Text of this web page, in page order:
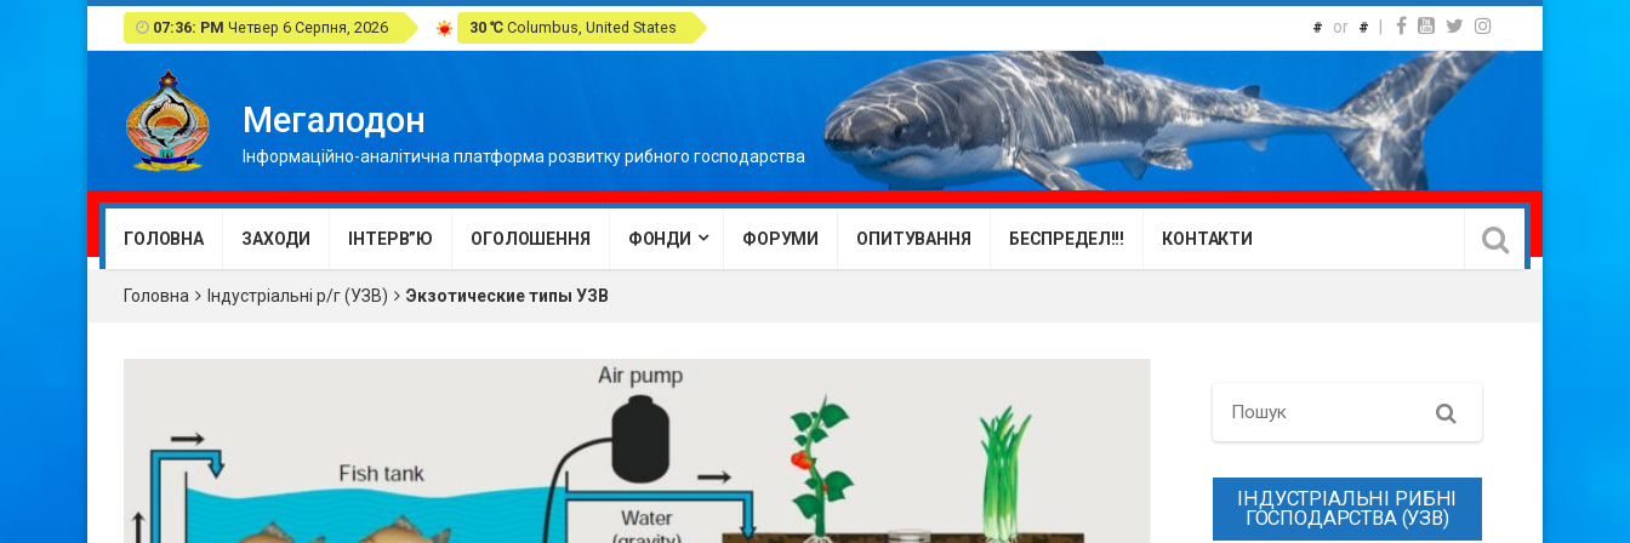
07:36: PM Четвер 6 Серпня, 2026 30 ℃ Columbus, United States # or #
Мегалодон
Інформаційно-аналітична платформа розвитку рибного господарства
ГОЛОВНА ЗАХОДИ ІНТЕРВ”Ю ОГОЛОШЕННЯ ФОНДИ ФОРУМИ ОПИТУВАННЯ БЕСПРЕДЕЛ!!! КОНТАКТИ
Головна Індустріальні р/г (УЗВ) Экзотические типы УЗВ
Search
ІНДУСТРІАЛЬНІ РИБНІ
ГОСПОДАРСТВА (УЗВ)